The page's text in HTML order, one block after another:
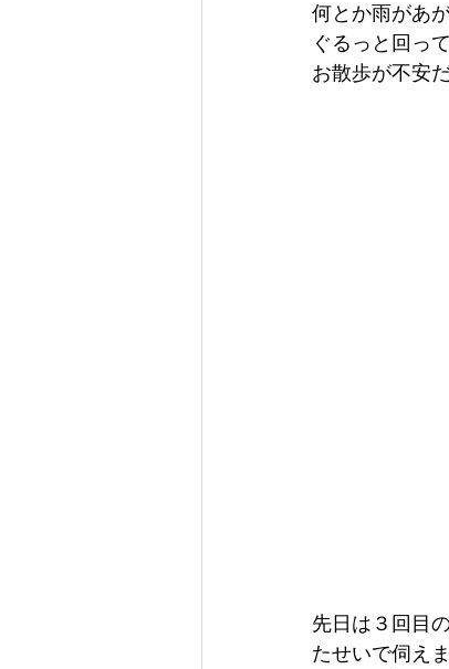
何とか雨があ
ぐるっと回っ
お散歩が不安
先日は３回目
たせいで伺え